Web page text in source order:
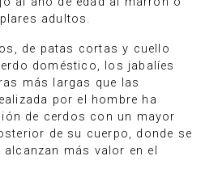
adultos.
de patas cortas y cuello
doméstico, los jabalíes
más largas que las
por el hombre ha
de cerdos con un mayor
de su cuerpo, donde se
más valor en el